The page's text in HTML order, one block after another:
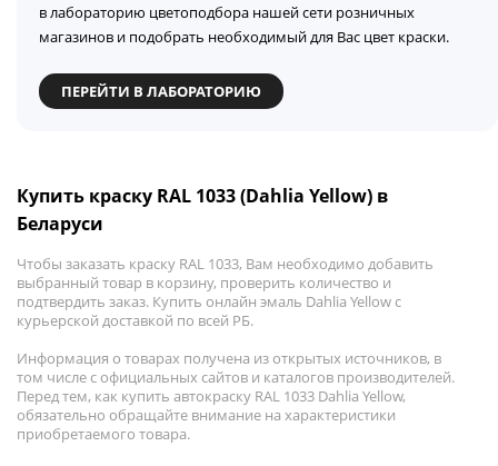
в лабораторию цветоподбора нашей сети розничных
магазинов и подобрать необходимый для Вас цвет краски.
ПЕРЕЙТИ В ЛАБОРАТОРИЮ
Купить краску RAL 1033 (Dahlia Yellow) в
Беларуси
Чтобы заказать краску RAL 1033, Вам необходимо добавить
выбранный товар в корзину, проверить количество и
подтвердить заказ. Купить онлайн эмаль Dahlia Yellow с
курьерской доставкой по всей РБ.
Информация о товарах получена из открытых источников, в
том числе с официальных сайтов и каталогов производителей.
Перед тем, как купить автокраску RAL 1033 Dahlia Yellow,
обязательно обращайте внимание на характеристики
приобретаемого товара.